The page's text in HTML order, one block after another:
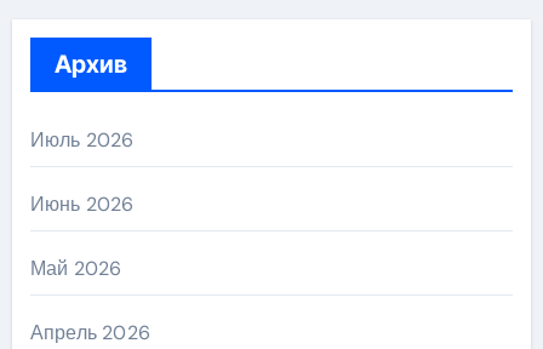
Архив
Июль 2026
Июнь 2026
Май 2026
Апрель 2026